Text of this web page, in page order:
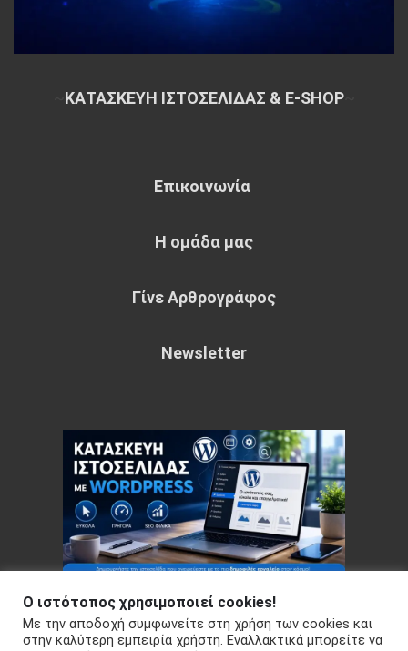
ΚΑΤΑΣΚΕΥΗ ΙΣΤΟΣΕΛΙΔΑΣ & E-SHOP~
Επικοινωνία
Η ομάδα μας
Γίνε Αρθρογράφος
Newsletter
Copyright © 2026 Your e-articles - WordPress Theme : by
Ο ιστότοπος χρησιμοποιεί cookies!
Με την αποδοχή συμφωνείτε στη χρήση των cookies και
στην καλύτερη εμπειρία χρήστη. Εναλλακτικά μπορείτε να